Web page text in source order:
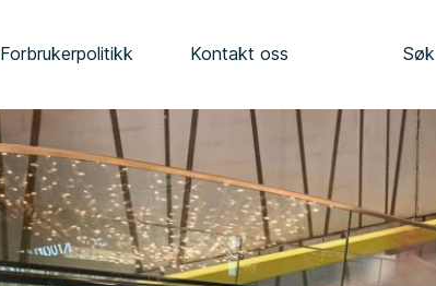
Forbrukerpolitikk Kontakt oss Søk